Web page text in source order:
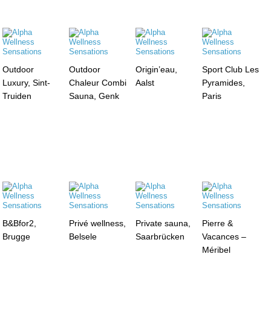
Outdoor
Luxury, Sint-
Truiden
Outdoor
Chaleur Combi
Sauna, Genk
Origin’eau,
Aalst
Sport Club Les
Pyramides,
Paris
B&Bfor2,
Brugge
Privé wellness,
Belsele
Private sauna,
Saarbrücken
Pierre &
Vacances –
Méribel